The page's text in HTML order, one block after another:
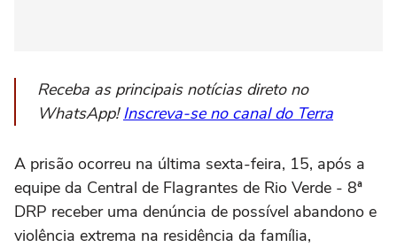
Receba as principais notícias direto no
WhatsApp!Inscreva-se no canal do Terra
A prisão ocorreu na última sexta-feira, 15, após a
equipe da Central de Flagrantes de Rio Verde - 8ª
DRP receber uma denúncia de possível abandono e
violência extrema na residência da família,